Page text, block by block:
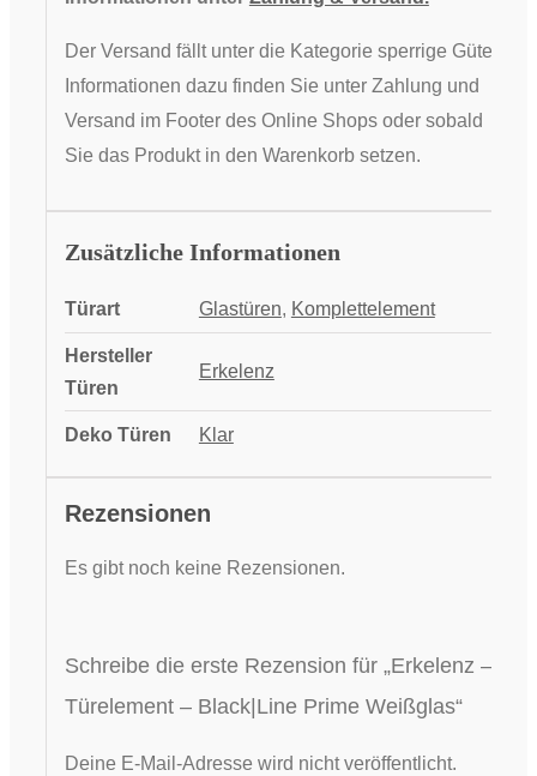
Der Versand fällt unter die Kategorie sperrige Güter,
Informationen dazu finden Sie unter Zahlung und
Versand im Footer des Online Shops oder sobald
Sie das Produkt in den Warenkorb setzen.
Zusätzliche Informationen
Türart Glastüren, Komplettelement
Hersteller
Türen
Erkelenz
Deko Türen Klar
Rezensionen
Es gibt noch keine Rezensionen.
Schreibe die erste Rezension für „Erkelenz –
Türelement – Black|Line Prime Weißglas“
Deine E-Mail-Adresse wird nicht veröffentlicht.